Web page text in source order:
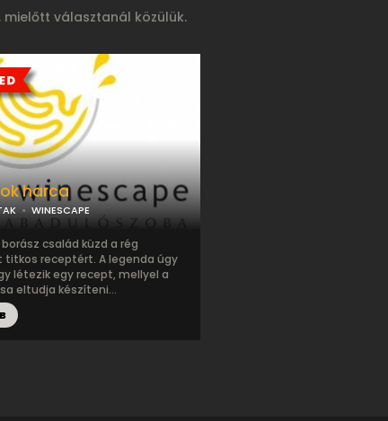
választanál közülük.
harca
WINESCAPE
család küzd a rég
receptért. A legenda úgy
létezik egy recept, mellyel a
eltudja készíteni...